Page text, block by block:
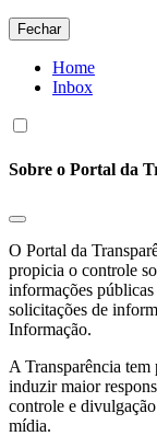
Fechar
Home
Inbox
Sobre o Portal da
O Portal da
propicia o controle
informações
solicitações de
Informação.
A Transparência
induzir maior
controle e
mídia.